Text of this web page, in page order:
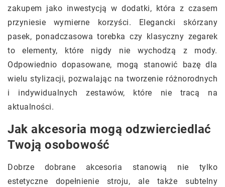
zakupem jako inwestycją w dodatki, która z czasem
przyniesie wymierne korzyści. Elegancki skórzany
pasek, ponadczasowa torebka czy klasyczny zegarek
to elementy, które nigdy nie wychodzą z mody.
Odpowiednio dopasowane, mogą stanowić bazę dla
wielu stylizacji, pozwalając na tworzenie różnorodnych
i indywidualnych zestawów, które nie tracą na
aktualności.
Jak akcesoria mogą odzwierciedlać
Twoją osobowość
Dobrze dobrane akcesoria stanowią nie tylko
estetyczne dopełnienie stroju, ale także subtelny